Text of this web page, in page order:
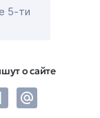
5-ти
о сайте